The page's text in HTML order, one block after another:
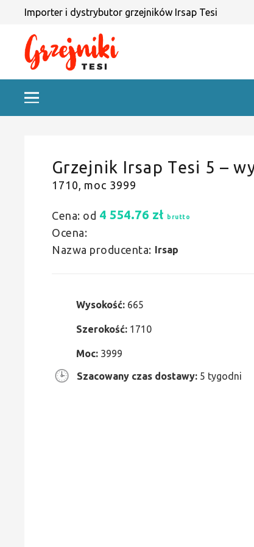
Importer i dystrybutor grzejników Irsap Tesi
Grzejnik Irsap Tesi 5 –
1710, moc 3999
Cena: od 4 554.76 zł brutto
Ocena:
Nazwa producenta: Irsap
Wysokość: 665
Szerokość: 1710
Moc: 3999
Szacowany czas dostawy: 5 tygodni